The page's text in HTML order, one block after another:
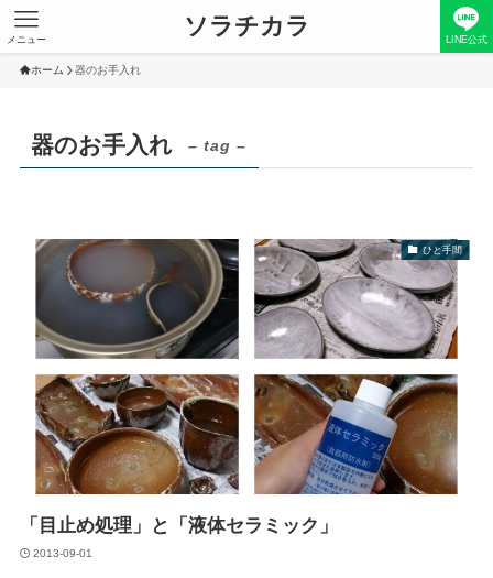
ソラチカラ LINE公式
メニュー
ホーム 器のお手入れ
器のお手入れ – tag –
ひと手間
「目止め処理」と「液体セラミック」
2013-09-01